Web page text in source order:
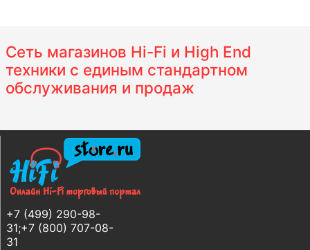
Сеть магазинов Hi-Fi и High End
техники с единым стандартном
обслуживания и продаж
+7 (499) 290-98-
31;+7 (800) 707-08-
31